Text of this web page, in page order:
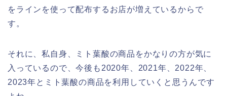
をラインを使って配布するお店が増えているからで
す。
それに、私自身、ミト葉酸の商品をかなりの方が気に
入っているので、今後も2020年、2021年、2022年、
2023年とミト葉酸の商品を利用していくと思うんです